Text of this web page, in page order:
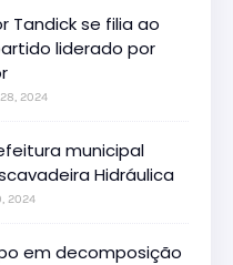
Tandick se filia ao
partido liderado por
2024
municipal
Hidráulica
2024
em decomposição